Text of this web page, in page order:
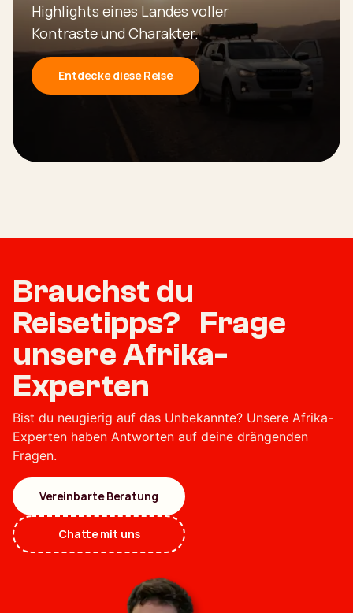
Highlights eines Landes voller
Kontraste und Charakter.
Entdecke diese Reise
Brauchst du
Reisetipps? Frage
unsere Afrika-
Experten
Bist du neugierig auf das Unbekannte? Unsere Afrika-
Experten haben Antworten auf deine drängenden
Fragen.
Vereinbarte Beratung
Chatte mit uns